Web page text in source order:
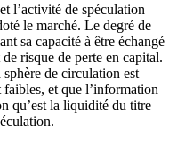
l’activité de spéculation
le marché. Le degré de
sa capacité à être échangé
risque de perte en capital.
de circulation est
faibles, et que l’information
qu’est la liquidité du titre